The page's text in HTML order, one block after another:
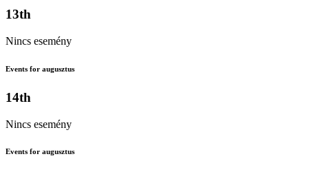
13th
Nincs esemény
Events for augusztus
14th
Nincs esemény
Events for augusztus